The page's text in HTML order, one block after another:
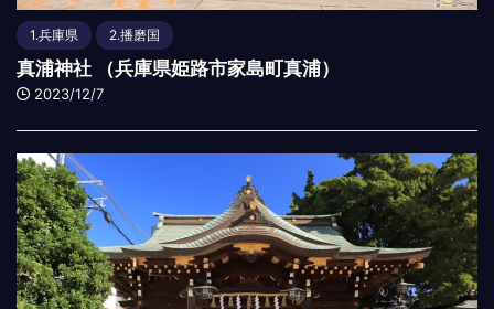
1.兵庫県 2.播磨国
真浦神社 （兵庫県姫路市家島町真浦）
2023/12/7